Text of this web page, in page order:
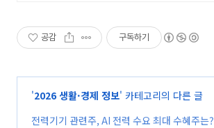
공감 구독하기
'2026 생활·경제 정보' 카테고리의 다른 글
전력기기 관련주, AI 전력 수요 최대 수혜주는?